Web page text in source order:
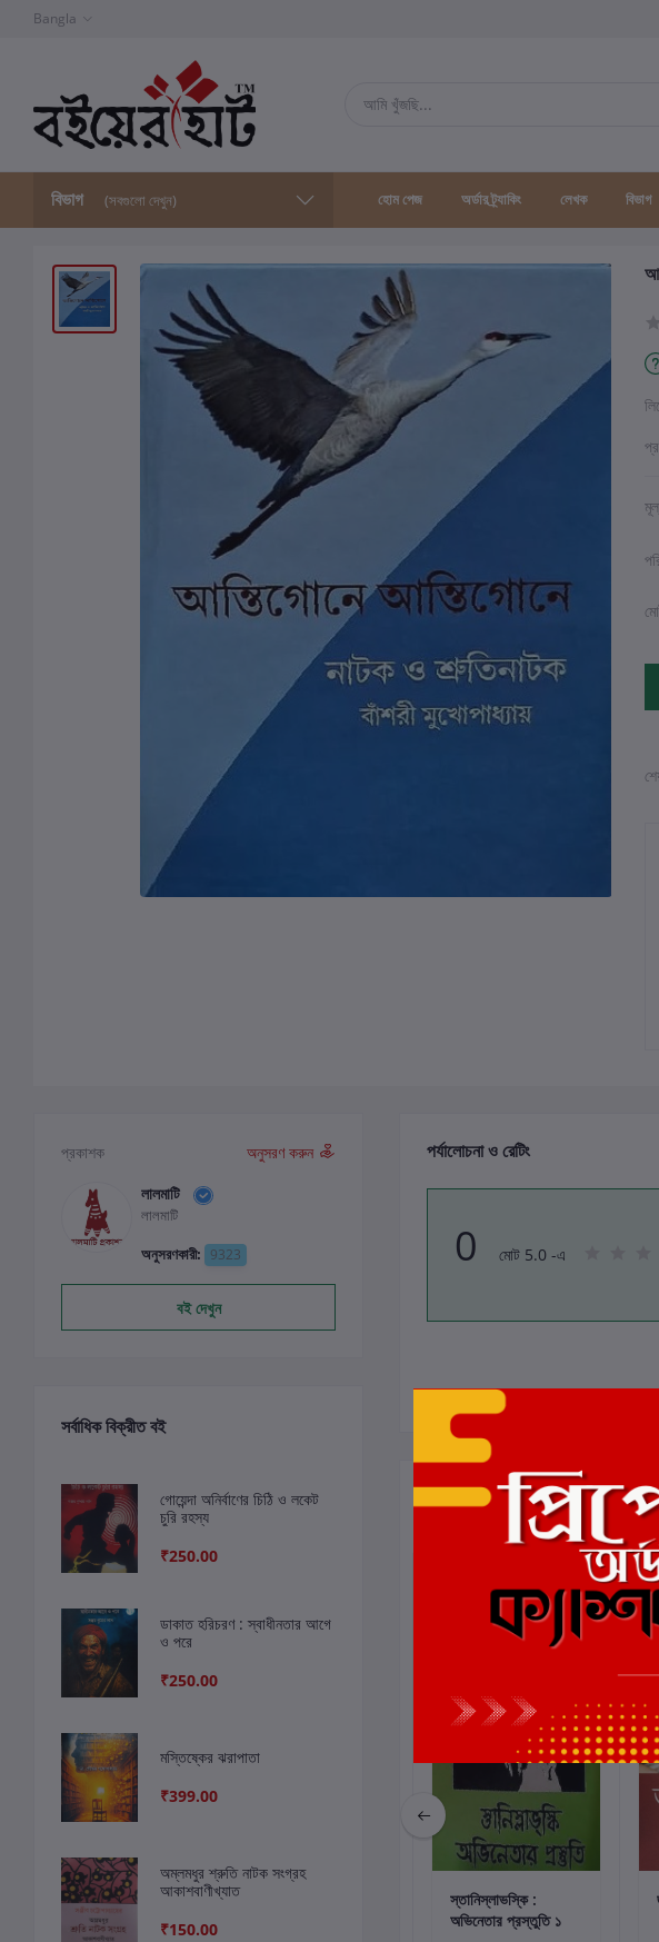
Bangla
বিভাগ (সবগুলো দেখুন) হোম পেজ অর্ডার ট্র্যাকিং লেখক বিভাগ
প্রকাশক
অনুসরণ করুন
লালমাটি
লালমাটি
অনুসরণকারী: 9323
বই দেখুন
সর্বাধিক বিক্রীত বই
গোয়েন্দা অনির্বাণের চিঠি ও লকেট
চুরি রহস্য
₹250.00
ডাকাত হরিচরণ : স্বাধীনতার আগে
ও পরে
₹250.00
মস্তিষ্কের ঝরাপাতা
₹399.00
অম্লমধুর শ্রুতি নাটক সংগ্রহ
আকাশবাণীখ্যাত
₹150.00
পর্যালোচনা ও রেটিং
0 মোট 5.0 -এ
সংশ্লিষ্ট বই
কার্টে যোগ করুন
রমাপ্রসাদ বণিক
নাটকসমগ্র (প্রথম খণ্ড)
কার্টে যোগ করুন
স্তানিস্লাভস্কি :
অভিনেতার প্রস্তুতি ১